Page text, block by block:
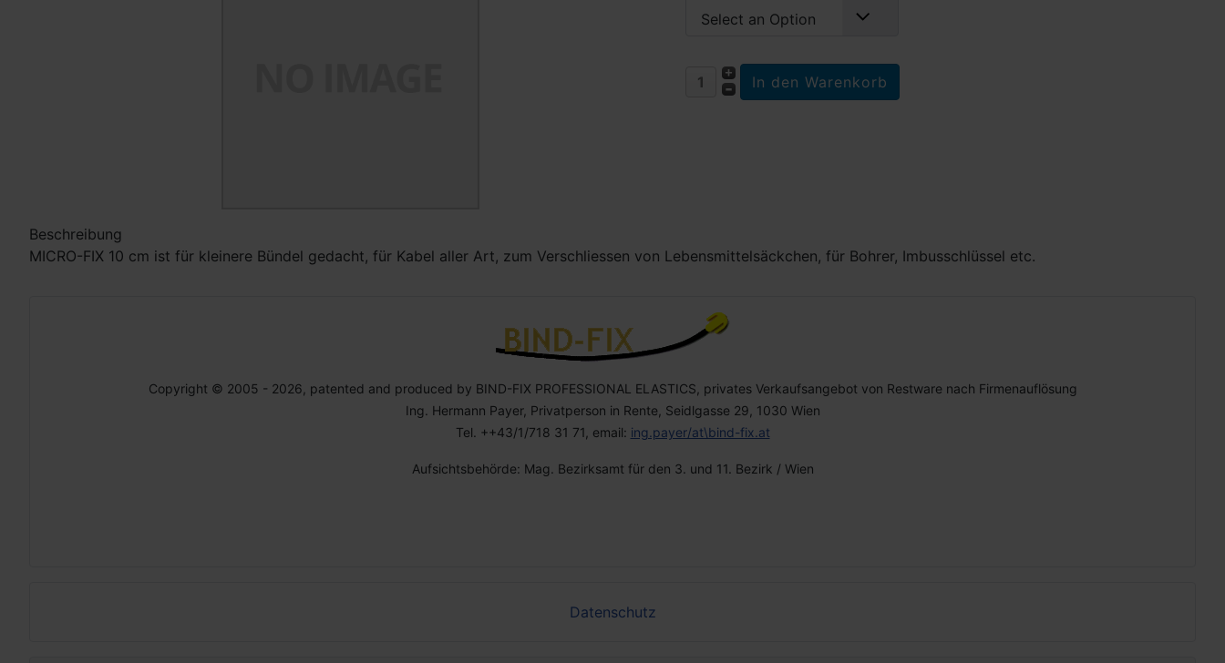
Select an Option
Beschreibung
MICRO-FIX 10 cm ist für kleinere Bündel gedacht, für Kabel aller Art, zum Verschliessen von Lebensmittelsäckchen, für Bohrer, Imbusschlüssel etc.
Copyright © 2005 - 2026, patented and produced by BIND-FIX PROFESSIONAL ELASTICS, privates Verkaufsangebot von Restware nach Firmenauflösung
Ing. Hermann Payer, Privatperson in Rente, Seidlgasse 29, 1030 Wien
Tel. ++43/1/718 31 71, email: ing.payer/at\bind-fix.at
Aufsichtsbehörde: Mag. Bezirksamt für den 3. und 11. Bezirk / Wien
Datenschutz